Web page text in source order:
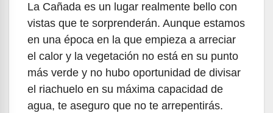
La Cañada es un lugar realmente bello con
vistas que te sorprenderán. Aunque estamos
en una época en la que empieza a arreciar
el calor y la vegetación no está en su punto
más verde y no hubo oportunidad de divisar
el riachuelo en su máxima capacidad de
agua, te aseguro que no te arrepentirás.